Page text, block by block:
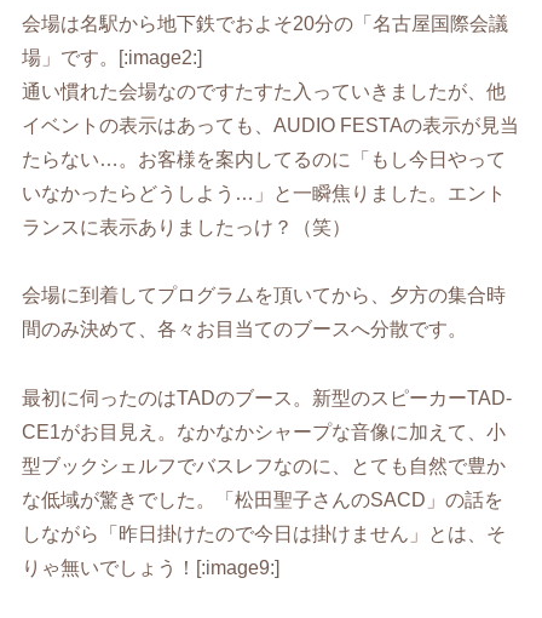
会場は名駅から地下鉄でおよそ20分の「名古屋国際会議
場」です。[:image2:]
通い慣れた会場なのですたすた入っていきましたが、他
イベントの表示はあっても、AUDIO FESTAの表示が見当
たらない…。お客様を案内してるのに「もし今日やって
いなかったらどうしよう…」と一瞬焦りました。エント
ランスに表示ありましたっけ？（笑）
会場に到着してプログラムを頂いてから、夕方の集合時
間のみ決めて、各々お目当てのブースへ分散です。
最初に伺ったのはTADのブース。新型のスピーカーTAD-
CE1がお目見え。なかなかシャープな音像に加えて、小
型ブックシェルフでバスレフなのに、とても自然で豊か
な低域が驚きでした。「松田聖子さんのSACD」の話を
しながら「昨日掛けたので今日は掛けません」とは、そ
りゃ無いでしょう！[:image9:]